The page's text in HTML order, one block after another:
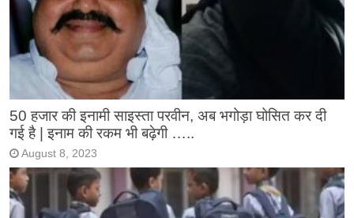
50 हजार की इनामी साइस्ता परवीन, अब भगोड़ा घोसित कर दी
गई है | इनाम की रकम भी बढ़ेगी …..
August 8, 2023